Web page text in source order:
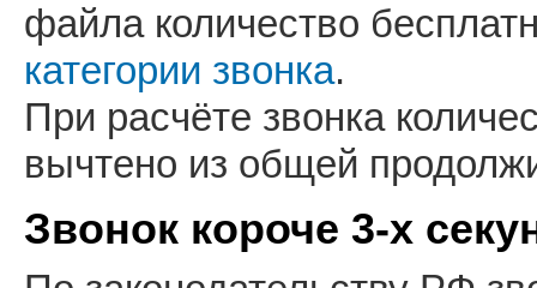
файла количество
категории звонка.
При расчёте звонка
вычтено из общей
Звонок короче 3-х